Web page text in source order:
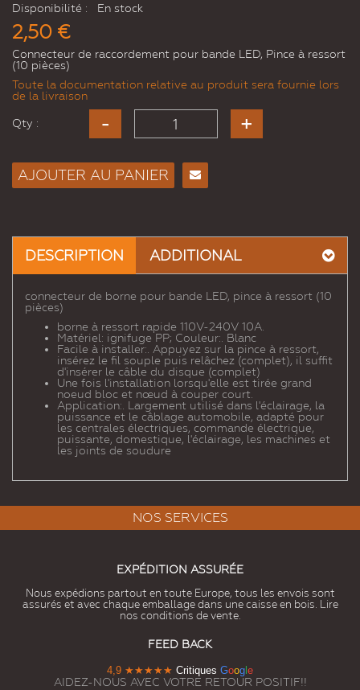
Disponibilité : En stock
2,50 €
Connecteur de raccordement pour bande LED, Pince à ressort
(10 pièces)
Toute la documentation relative au produit sera fournie lors
de la livraison
Qty :
AJOUTER AU PANIER
DESCRIPTION ADDITIONAL
connecteur de borne pour bande LED, pince à ressort (10
pièces)
borne à ressort rapide 110V-240V 10A.
Matériel: ignifuge PP; Couleur:. Blanc
Facile à installer:. Appuyez sur la pince à ressort,
insérez le fil souple puis relâchez (complet), il suffit
d'insérer le câble du disque (complet)
Une fois l'installation lorsqu'elle est tirée grand
noeud bloc et nœud à couper court.
Application:. Largement utilisé dans l'éclairage, la
puissance et le câblage automobile, adapté pour
les centrales électriques, commande électrique,
puissante, domestique, l'éclairage, les machines et
les joints de soudure
NOS SERVICES
EXPÉDITION ASSURÉE
Nous expédions partout en toute Europe, tous les envois sont
assurés et avec chaque emballage dans une caisse en bois. Lire
nos conditions de vente.
FEED BACK
4,9 ★★★★★ Critiques Goog e
AIDEZ-NOUS AVEC VOTRE RETOUR POSITIF!!